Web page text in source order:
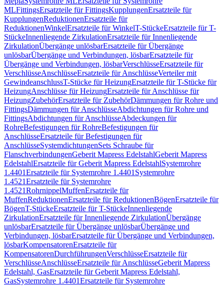
MLFittingsErsatzteile für FittingsKupplungenErsatzteile für
KupplungenReduktionenErsatzteile für
ReduktionenWinkelErsatzteile für WinkelT-StückeErsatzteile für T-
StückeInnenliegende ZirkulationErsatzteile für Innenliegende
ZirkulationÜbergänge unlösbarErsatzteile für Übergänge
unlösbarÜbergänge und Verbindungen, lösbarErsatzteile für
Übergänge und Verbindungen, lösbarVerschlüsseErsatzteile für
VerschlüsseAnschlüsseErsatzteile für AnschlüsseVerteiler mit
GewindeanschlussT-Stücke für HeizungErsatzteile für T-Stücke für
HeizungAnschlüsse für HeizungErsatzteile für Anschlüsse für
HeizungZubehörErsatzteile für ZubehörDämmungen für Rohre und
FittingsDämmungen für AnschlüsseAbdichtungen für Rohre und
FittingsAbdichtungen für AnschlüsseAbdeckungen für
RohreBefestigungen für RohreBefestigungen für
AnschlüsseErsatzteile für Befestigungen für
AnschlüsseSystemdichtungenSets Schraube für
FlanschverbindungenGeberit Mapress EdelstahlGeberit Mapress
EdelstahlErsatzteile für Geberit Mapress EdelstahlSystemrohre
1.4401Ersatzteile für Systemrohre 1.4401 Systemrohre
1.4521Ersatzteile für Systemrohre
1.4521RohrnippelMuffenErsatzteile für
MuffenReduktionenErsatzteile für ReduktionenBögenErsatzteile für
BögenT-StückeErsatzteile für T-StückeInnenliegende
ZirkulationErsatzteile für Innenliegende ZirkulationÜbergänge
unlösbarErsatzteile für Übergänge unlösbarÜbergänge und
Verbindungen, lösbarErsatzteile für Übergänge und Verbindungen,
lösbarKompensatorenErsatzteile für
KompensatorenDurchführungenVerschlüsseErsatzteile für
VerschlüsseAnschlüsseErsatzteile für AnschlüsseGeberit Mapress
Edelstahl, GasErsatzteile für Geberit Mapress Edelstahl,
GasSystemrohre 1.4401Ersatzteile für Systemrohre